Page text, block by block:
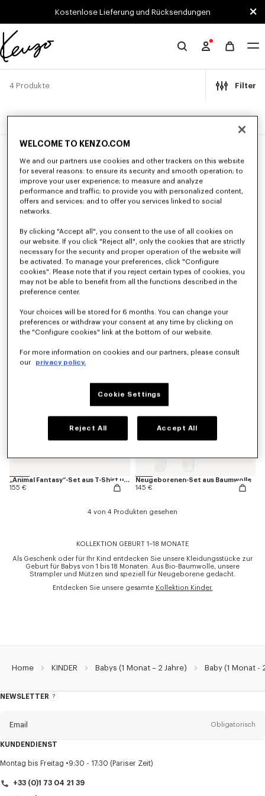
Skip to main content
Skip to footer contentKostenlose Lieferung und Rücksendungen
Offizielle
Website
4 Produkte Filter
„Animal Fantasy“-Set aus T-Shirt und Leggings aus Baumwolle
155 €
Neugeborenen-Set aus Baumwolle
145 €
4 von 4 Produkten gesehen
KOLLEKTION GEBURT 1–18 MONATE
Als Geschenk oder für Ihr Kind entdecken Sie unsere Kleidungsstücke zur
Geburt für Babys von 1 bis 18 Monaten. Aus Bio-Baumwolle, unsere
Strampler und Mützen sind speziell für Neugeborene gedacht.
Entdecken Sie unsere gesamte Kollektion Kinder.
Home KINDER Babys (1 Monat – 2 Jahre) Baby (1 Monat -
NEWSLETTER
Über
Email Obligatorisch
Anrede Obligatorisch
KUNDENDIENST
Montag bis Freitag 9:30 - 17:30 (Pariser Zeit)
+33 (0)1 73 04 21 39
WELCOME TO KENZO.COM
We and our partners use cookies and other trackers on this website
for several reasons: to ensure its security and smooth operation; to
improve your user experience; to measure and analyze
performance and traffic; to provide you with personalized content,
offers and services; and to offer you services linked to social
networks.
By clicking "Accept all", you consent to the use of all cookies on
our website. If you click "Reject all", only the cookies that are strictly
necessary for the security and proper operation of the website will
be activated. To manage your preferences, click "Configure
cookies". Please note that if you reject certain types of cookies, you
may not be able to benefit from all the functions described in the
preference center.
Your choices will be stored for 6 months. You can change your
preferences or withdraw your consent at any time by clicking on
the "Configure cookies" link at the bottom of our website.
For more information on cookies and our partners, please consult
our
privacy policy.
Cookie Settings
Reject All Accept All